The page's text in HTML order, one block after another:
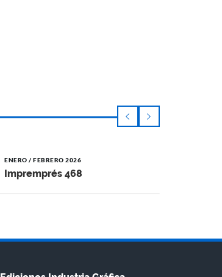
ENERO / FEBRERO 2026
Impremprés 468